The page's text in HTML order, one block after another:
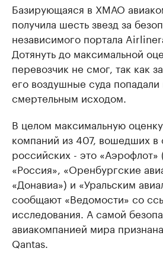
Базирующаяся в ХМАО
получила шесть звезд за
независимого портала
Дотянуть до максимальной
перевозчик не смог, так как
его воздушные суда
смертельным исходом.
В целом максимальную
компаний из 407, вошедших в
российских - это «Аэрофлот»
«Россия», «Оренбургские
«Донавиа») и «Уральским
сообщают «Ведомости» со
исследования. А самой
авиакомпанией мира
Qantas.